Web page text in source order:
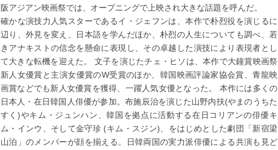
阪アジアン映画祭では、オープニングで上映され大きな話題を呼んだ。
確かな演技力人気スターであるイ・ジェフンは、本作で朴烈役を演じるに
辺り、外見を変え、日本語を学んだほか、朴烈の人生についても調べ、若
きアナキストの信念を懸命に表現し、その卓越した演技により表現者とし
て大きな転機を迎えた。 文子を演じたチェ・ヒソは、本作で大鐘賞映画祭
新人女優賞と主演女優賞のW受賞のほか、韓国映画評論家協会賞、青龍映
画賞などでも新人女優賞を獲得、一躍人気女優となった。 本作には多くの
日本人・在日韓国人俳優が参加。布施辰治を演じた山野内扶(やまのうちた
すく)やキム・ジュンハン、韓国を拠点に活動する在日コリアンの俳優キ
ム・インウ、そして金守珍 (キム・スジン)、をはじめとした劇団「新宿梁
山泊」のメンバーが顔を揃える。日韓両国の実力派俳優による共演も見ど